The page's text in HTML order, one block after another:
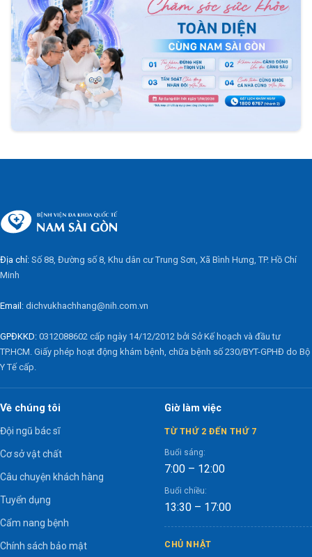
Địa chỉ: Số 88, Đường số 8, Khu dân cư Trung Sơn, Xã Bình Hưng, TP. Hồ Chí
Minh
Email: dichvukhachhang@nih.com.vn
GPĐKKD: 0312088602 cấp ngày 14/12/2012 bởi Sở Kế hoạch và đầu tư
TP.HCM. Giấy phép hoạt động khám bệnh, chữa bệnh số 230/BYT-GPHĐ do Bộ
Y Tế cấp.
Về chúng tôi
Đội ngũ bác sĩ
Cơ sở vật chất
Câu chuyện khách hàng
Tuyển dụng
Cẩm nang bệnh
Chính sách bảo mật
Giờ làm việc
TỪ THỨ 2 ĐẾN THỨ 7
Buổi sáng:
7:00 – 12:00
Buổi chiều:
13:30 – 17:00
CHỦ NHẬT